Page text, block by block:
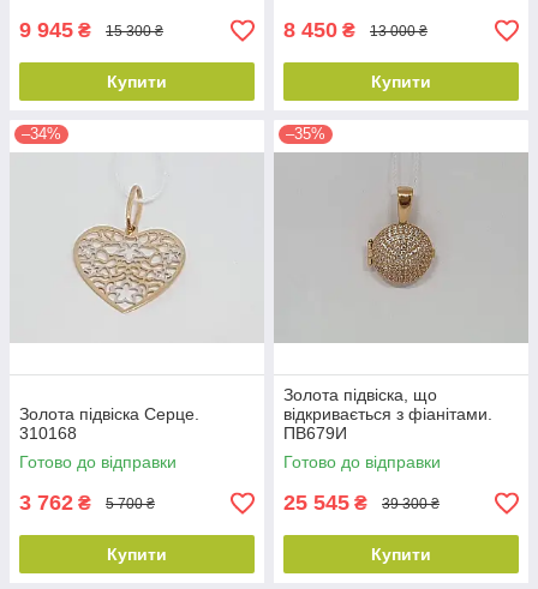
9 945 ₴ 15 300 ₴
Купити
8 450 ₴ 13 000 ₴
Купити
–34%
Золота підвіска Серце.
310168
Готово до відправки
3 762 ₴ 5 700 ₴
Купити
–35%
Золота підвіска, що
відкривається з фіанітами.
ПВ679И
Готово до відправки
25 545 ₴ 39 300 ₴
Купити